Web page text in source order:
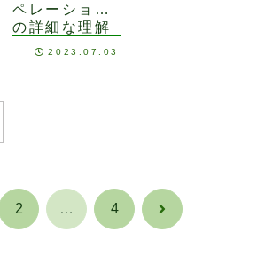
ペレーション
の詳細な理解
2023.07.03
2 … 4
次